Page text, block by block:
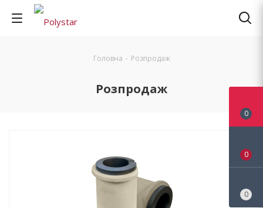
Головна - Розпродаж
Розпродаж
0
0
0